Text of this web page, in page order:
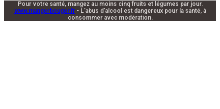
Pour votre santé, mangez au moins cinq fruits et légumes par jour.
www.mangerbouger.fr- L'abus d'alcool est dangereux pour la santé, à
consommer avec modération.